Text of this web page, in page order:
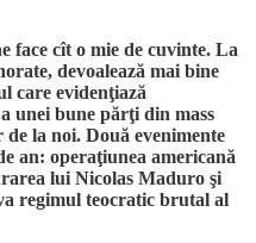
face cît o mie de cuvinte. La
devoalează mai bine
care evidenţiază
unei bune părţi din mass
la noi. Două evenimente
an: operaţiunea americană
lui Nicolas Maduro şi
regimul teocratic brutal al